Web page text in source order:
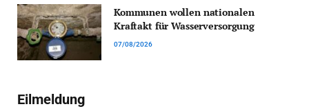
Kommunen wollen nationalen
Kraftakt für Wasserversorgung
07/08/2026
Eilmeldung